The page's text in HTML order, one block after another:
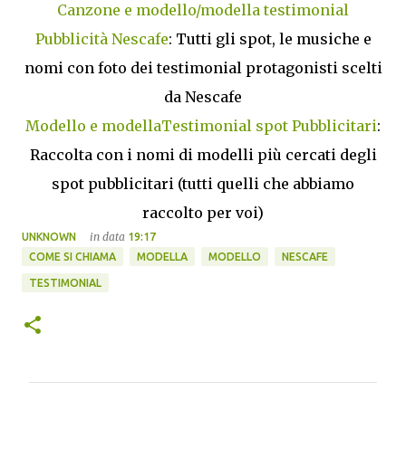
Canzone e modello/modella testimonial
Pubblicità Nescafe: Tutti gli spot, le musiche e
nomi con foto dei testimonial protagonisti scelti
da Nescafe
Modello e modellaTestimonial spot Pubblicitari:
Raccolta con i nomi di modelli più cercati degli
spot pubblicitari (tutti quelli che abbiamo
raccolto per voi)
UNKNOWN in data 19:17
COME SI CHIAMA
MODELLA MODELLO NESCAFE
TESTIMONIAL